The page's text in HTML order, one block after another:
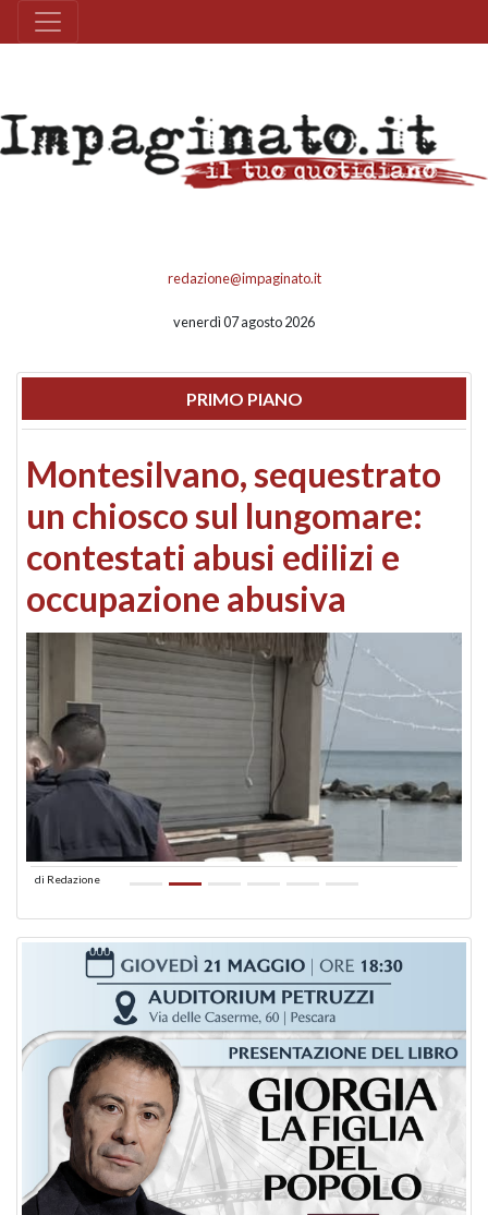
redazione@impaginato.it
venerdì 07 agosto 2026
PRIMO PIANO
Montesilvano, sequestrato
un chiosco sul lungomare:
contestati abusi edilizi e
occupazione abusiva
di Redazione